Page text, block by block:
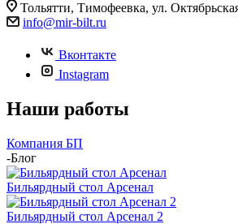
Тольятти, Тимофеевка, ул.
info@mir-bilt.ru
Вконтакте
Instagram
Наши работы
Компания БП
-Блог
Бильярдный стол Арсенал
Бильярдный стол Арсенал 2